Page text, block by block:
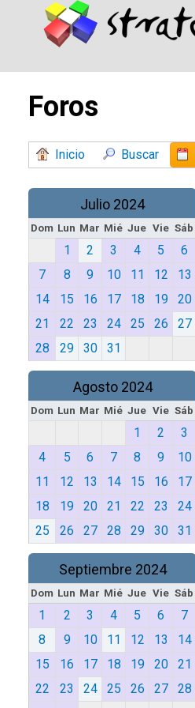
Foros
Inicio Buscar
Julio 2024
Dom Lun Mar Mié Jue Vie Sáb
1 2 3 4 5
6
7
8 9 10 11 12
13
14
15 16 17 18 19
20
21
22 23 24 25 26
27
28
29 30 31
Agosto 2024
Dom Lun Mar Mié Jue Vie Sáb
1 2
3
4
5 6 7 8 9
10
11
12 13 14 15 16
17
18
19 20 21 22 23
24
25
26 27 28 29 30 31
Septiembre 2024
Dom Lun Mar Mié Jue Vie Sáb
1 2 3 4 5 6
7
8
9 10 11 12 13
14
15
16 17 18 19 20
21
22
23 24 25 26 27
28